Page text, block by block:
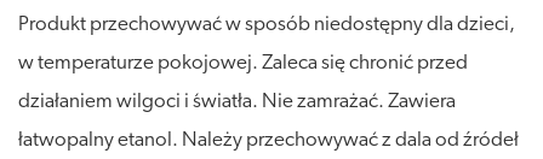
Produkt przechowywać w sposób niedostępny dla dzieci,
w temperaturze pokojowej. Zaleca się chronić przed
działaniem wilgoci i światła. Nie zamrażać. Zawiera
łatwopalny etanol. Należy przechowywać z dala od źródeł